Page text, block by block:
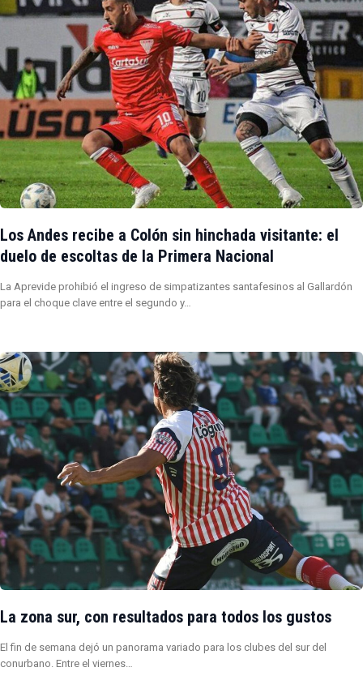
Los Andes recibe a Colón sin hinchada visitante: el
duelo de escoltas de la Primera Nacional
La Aprevide prohibió el ingreso de simpatizantes santafesinos al Gallardón
para el choque clave entre el segundo y…
La zona sur, con resultados para todos los gustos
El fin de semana dejó un panorama variado para los clubes del sur del
conurbano. Entre el viernes…